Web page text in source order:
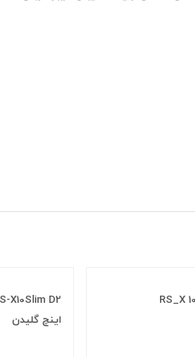
Gladen RS-X10Slim D2 ساب ووفر ۱۰